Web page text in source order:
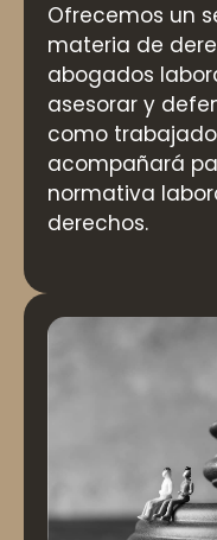
Ofrecemos un
materia de
abogados
asesorar y
como
acompañará
normativa
derechos.